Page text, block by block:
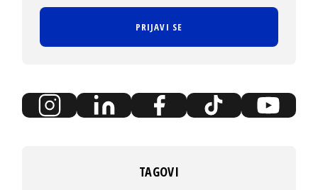
PRIJAVI SE
TAGOVI